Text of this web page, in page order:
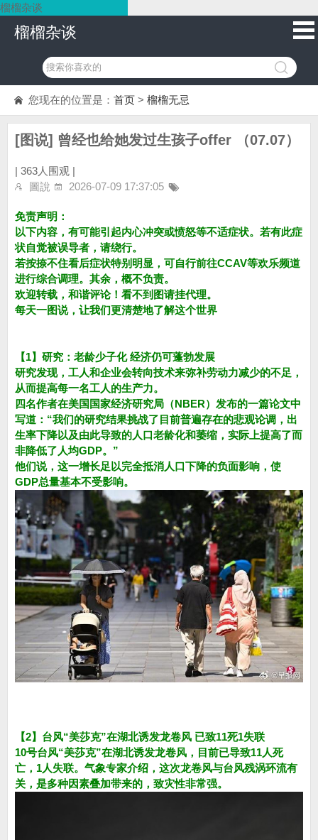
榴榴杂谈
榴榴杂谈
您现在的位置是： 首页 > 榴榴无忌
[图说] 曾经也给她发过生孩子offer （07.07）
| 363人围观 |
圖說
2026-07-09 17:37:05
免责声明：
以下内容，有可能引起内心冲突或愤怒等不适症状。若有此症
状自觉被误导者，请绕行。
若按捺不住看后症状特别明显，可自行前往CCAV等欢乐频道
进行综合调理。其余，概不负责。
欢迎转载，和谐评论！看不到图请挂代理。
每天一图说，让我们更清楚地了解这个世界
【1】研究：老龄少子化 经济仍可蓬勃发展
研究发现，工人和企业会转向技术来弥补劳动力减少的不足，
从而提高每一名工人的生产力。
四名作者在美国国家经济研究局（NBER）发布的一篇论文中
写道：“我们的研究结果挑战了目前普遍存在的悲观论调，出
生率下降以及由此导致的人口老龄化和萎缩，实际上提高了而
非降低了人均GDP。”
他们说，这一增长足以完全抵消人口下降的负面影响，使
GDP总量基本不受影响。
【2】台风“美莎克”在湖北诱发龙卷风 已致11死1失联
10号台风“美莎克”在湖北诱发龙卷风，目前已导致11人死
亡，1人失联。气象专家介绍，这次龙卷风与台风残涡环流有
关，是多种因素叠加带来的，致灾性非常强。